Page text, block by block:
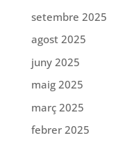
setembre 2025
agost 2025
juny 2025
maig 2025
març 2025
febrer 2025